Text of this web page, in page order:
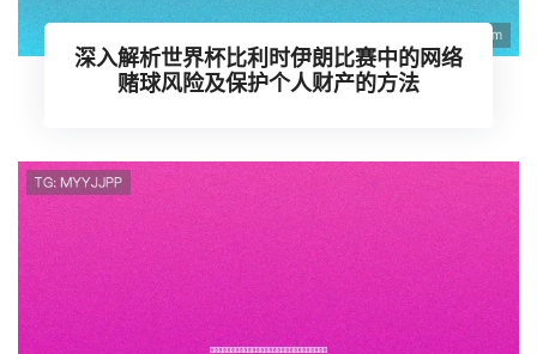
深入解析世界杯比利时伊朗比赛中的网络
赌球风险及保护个人财产的方法